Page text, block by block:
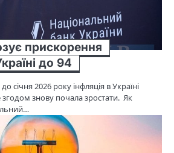
прискорення
до 94
січня 2026 року інфляція в Україні
знову почала зростати. Як